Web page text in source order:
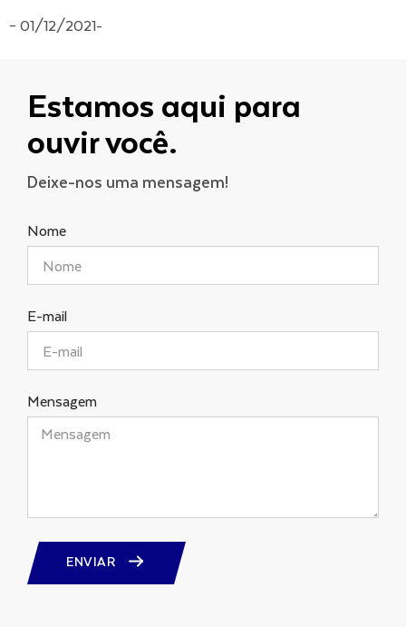
– 01/12/2021-
Estamos aqui para
ouvir você.
Deixe-nos uma mensagem!
Nome
E-mail
Mensagem
ENVIAR